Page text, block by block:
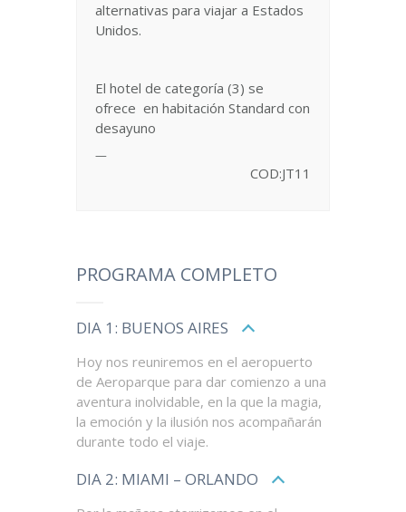
alternativas para viajar a Estados
Unidos.
El hotel de categoría (3) se
ofrece en habitación Standard con
desayuno
—
COD:JT11
PROGRAMA COMPLETO
DIA 1: BUENOS AIRES
Hoy nos reuniremos en el aeropuerto
de Aeroparque para dar comienzo a una
aventura inolvidable, en la que la magia,
la emoción y la ilusión nos acompañarán
durante todo el viaje.
DIA 2: MIAMI – ORLANDO